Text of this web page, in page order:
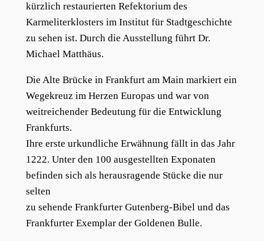
kürzlich restaurierten Refektorium des
Karmeliterklosters im Institut für Stadtgeschichte
zu sehen ist. Durch die Ausstellung führt Dr.
Michael Matthäus.
Die Alte Brücke in Frankfurt am Main markiert ein
Wegekreuz im Herzen Europas und war von
weitreichender Bedeutung für die Entwicklung
Frankfurts.
Ihre erste urkundliche Erwähnung fällt in das Jahr
1222. Unter den 100 ausgestellten Exponaten
befinden sich als herausragende Stücke die nur
selten
zu sehende Frankfurter Gutenberg-Bibel und das
Frankfurter Exemplar der Goldenen Bulle.